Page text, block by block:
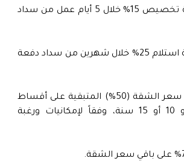
3- يتم سداد دفعة تخصيص 15% خلال 5 أيام عمل من سداد
4- يتم سداد دفعة استلام 25% خلال شهرين من سداد دفعة
5- يتم سداد باقي سعر الشقة (50%) المتبقية على أقساط
شهرية على 5 أو 10 أو 15 سنة، وفقاً لإمكانيات ورغبة